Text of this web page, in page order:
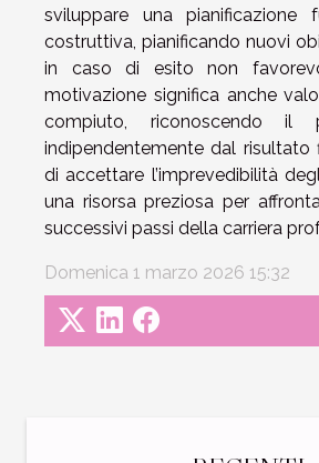
sviluppare una pianificazione
costruttiva, pianificando nuovi
in caso di esito non
motivazione significa anche
compiuto, riconoscendo il
indipendentemente dal risultato
di accettare l’imprevedibilità
una risorsa preziosa per
successivi passi della carriera
Domenica 1 marzo 2026 15:32